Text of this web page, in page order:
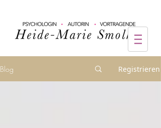
Blog Registrieren